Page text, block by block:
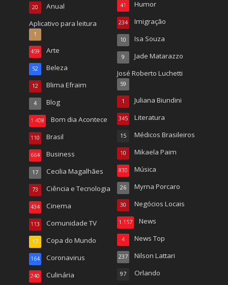
Anual
20
Aplicativo para leitura
1
Arte
459
Beleza
52
Blima Efraim
12
Blog
4
Bom dia Acontece
1.408
Brasil
110
Business
664
Cecilia Magalhães
17
Ciência e Tecnologia
73
Cinema
434
Comunidade TV
113
Copa do Mundo
17
Coronavirus
164
Culinária
240
Humor
41
Imigração
234
Isa Souza
10
Jade Matarazzo
9
José Roberto Luchetti
59
Juliana Biundini
1
Literatura
345
Médicos Brasileiros
15
Mikaela Paim
10
Música
830
Myrna Porcaro
26
Negócios Locais
30
News
1.157
News Top
4
Nilson Lattari
237
Orlando
97